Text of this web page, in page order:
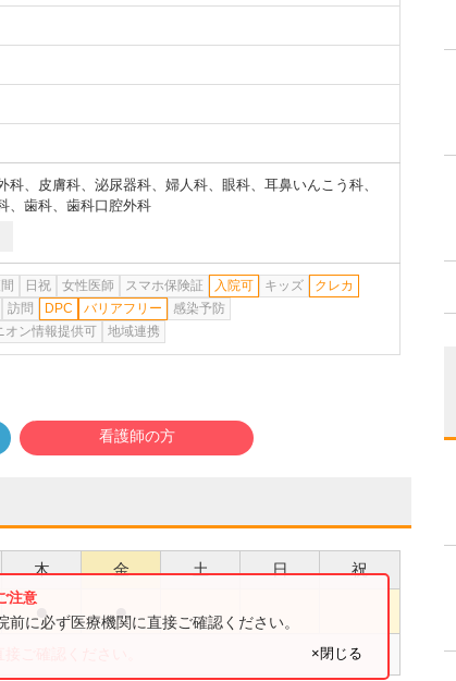
科、 皮膚科、 泌尿器科、 婦人科、 眼科、 耳鼻いんこう科、
、 歯科、 歯科口腔外科
日祝 女性医師 スマホ保険証 入院可 キッズ
クレカ
訪問 DPC バリアフリー
感染予防
オン情報提供可 地域連携
看護師の方
木 金 土 日 祝
● ●
ご確認ください。
に必ず医療機関に直接ご確認ください。
×閉じる